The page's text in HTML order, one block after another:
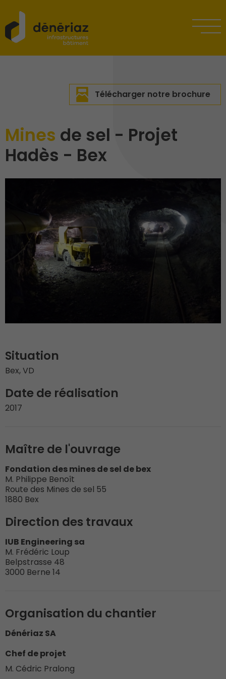
Télécharger notre brochure
Mines de sel - Projet
Hadès - Bex
Situation
Bex, VD
Date de réalisation
2017
Maître de l'ouvrage
Fondation des mines de sel de bex
M. Philippe Benoît
Route des Mines de sel 55
1880 Bex
Direction des travaux
IUB Engineering sa
M. Frédéric Loup
Belpstrasse 48
3000 Berne 14
Organisation du chantier
Dénériaz SA
Chef de projet
M. Cédric Pralong